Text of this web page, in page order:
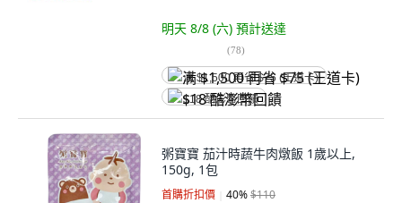
明天 8/8 (六) 預計送達
(78)
满 $1,500 再省 $75 (王道卡)
$18 酷澎幣回饋
粥寶寶 茄汁時蔬牛肉燉飯 1歲以上,
150g, 1包
首購折扣價 40%$110